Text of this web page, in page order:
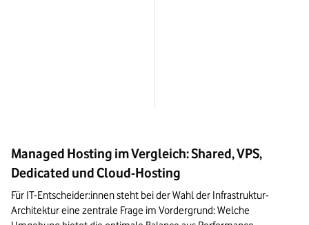
Managed Hosting im Vergleich: Shared, VPS,
Dedicated und Cloud-Hosting
Für IT-Entscheider:innen steht bei der Wahl der Infrastruktur-
Architektur eine zentrale Frage im Vordergrund: Welche